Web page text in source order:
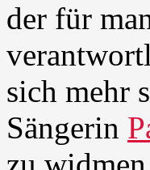
der für
sich mehr
Sängerin